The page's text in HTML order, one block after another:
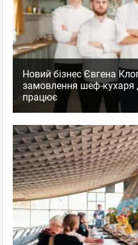
Новий бізнес Євгена
замовлення шеф-кухаря
працює